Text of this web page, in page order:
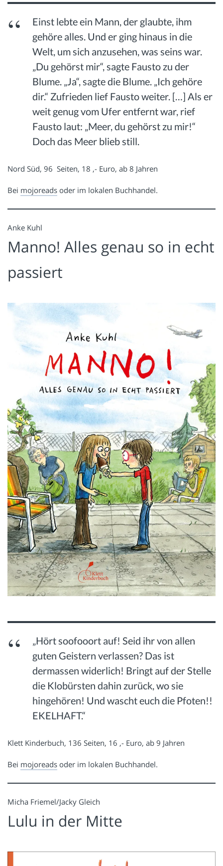
Einst lebte ein Mann, der glaubte, ihm
gehöre alles. Und er ging hinaus in die
Welt, um sich anzusehen, was seins war.
„Du gehörst mir“, sagte Fausto zu der
Blume. „Ja“, sagte die Blume. „Ich gehöre
dir.“ Zufrieden lief Fausto weiter. […] Als er
weit genug vom Ufer entfernt war, rief
Fausto laut: „Meer, du gehörst zu mir!“
Doch das Meer blieb still.
Nord Süd, 96 Seiten, 18 ,- Euro, ab 8 Jahren
Bei mojoreads oder im lokalen Buchhandel.
Anke Kuhl
Manno! Alles genau so in echt
passiert
„Hört soofooort auf! Seid ihr von allen
guten Geistern verlassen? Das ist
dermassen widerlich! Bringt auf der Stelle
die Klobürsten dahin zurück, wo sie
hingehören! Und wascht euch die Pfoten!!
EKELHAFT.“
Klett Kinderbuch, 136 Seiten, 16 ,- Euro, ab 9 Jahren
Bei mojoreads oder im lokalen Buchhandel.
Micha Friemel/Jacky Gleich
Lulu in der Mitte